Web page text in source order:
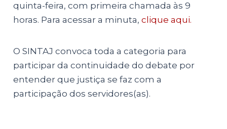
quinta-feira, com primeira chamada às 9
horas. Para acessar a minuta,clique aqui.
O SINTAJ convoca toda a categoria para
participar da continuidade do debate por
entender que justiça se faz com a
participação dos servidores(as).